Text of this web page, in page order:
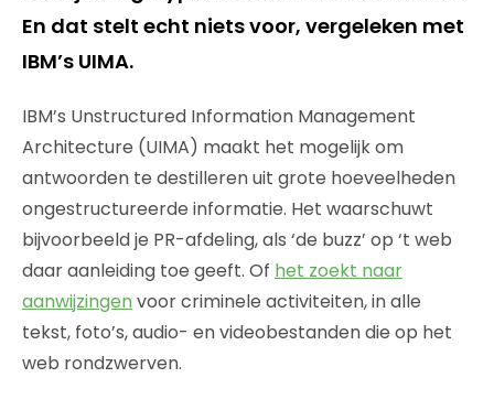
En dat stelt echt niets voor, vergeleken met
IBM’s UIMA.
IBM’s Unstructured Information Management
Architecture (UIMA) maakt het mogelijk om
antwoorden te destilleren uit grote hoeveelheden
ongestructureerde informatie. Het waarschuwt
bijvoorbeeld je PR-afdeling, als ‘de buzz’ op ‘t web
daar aanleiding toe geeft. Of het zoekt naar
aanwijzingen voor criminele activiteiten, in alle
tekst, foto’s, audio- en videobestanden die op het
web rondzwerven.